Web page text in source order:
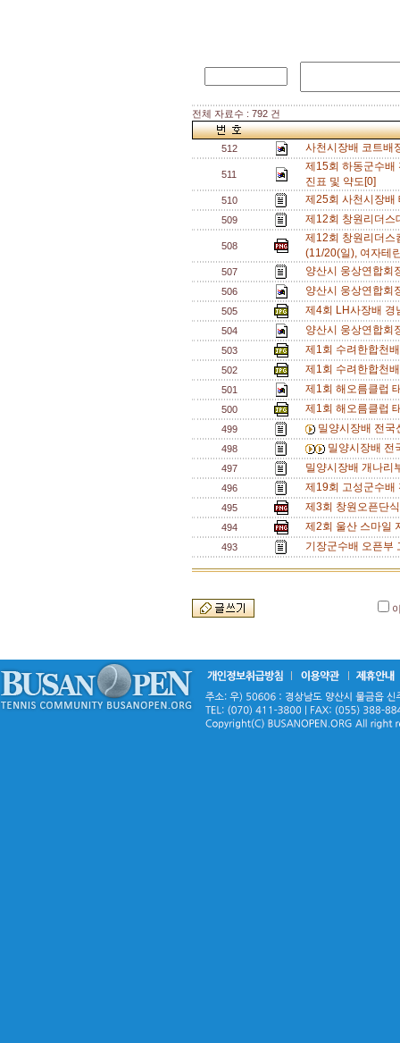
전체 자료수 : 792 건
512 사천시장배 코트배
511
제15회 하동군수배
진표 및 약도[0]
510 제25회 사천시장
509 제12회 창원리더
508
제12회 창원리더스
(11/20(일), 여자테
507 양산시 웅상연합회
506 양산시 웅상연합회
505 제4회 LH사장배
504 양산시 웅상연합
503 제1회 수려한합천
502 제1회 수려한합천
501 제1회 해오름클럽
500 제1회 해오름클럽
499 밀양시장배 전
498 밀양시장배
497 밀양시장배 개나
496 제19회 고성군수
495 제3회 창원오픈단
494 제2회 울산 스마일
493 기장군수배 오픈